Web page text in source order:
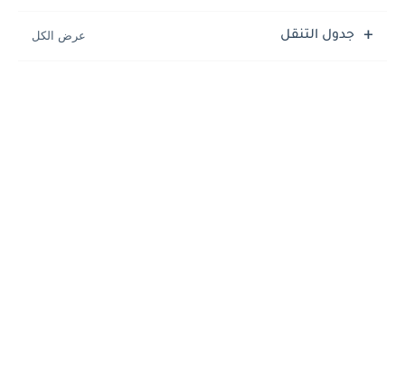
جدول التنقل